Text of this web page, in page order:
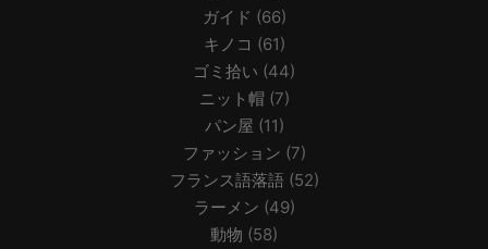
ガイド (66)
キノコ (61)
ゴミ拾い (44)
ニット帽 (7)
パン屋 (11)
ファッション (7)
フランス語落語 (52)
ラーメン (49)
動物 (58)